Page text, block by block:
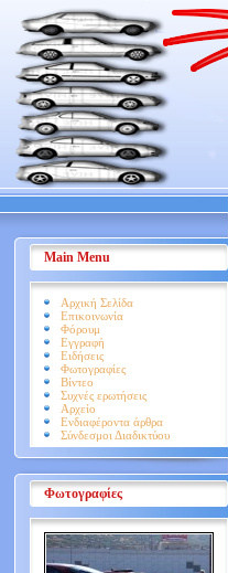
Main Menu
Αρχική Σελίδα
Επικοινωνία
Φόρουμ
Εγγραφή
Ειδήσεις
Φωτογραφίες
Βίντεο
Συχνές ερωτήσεις
Αρχείο
Ενδιαφέροντα άρθρα
Σύνδεσμοι Διαδικτύου
Φωτογραφίες